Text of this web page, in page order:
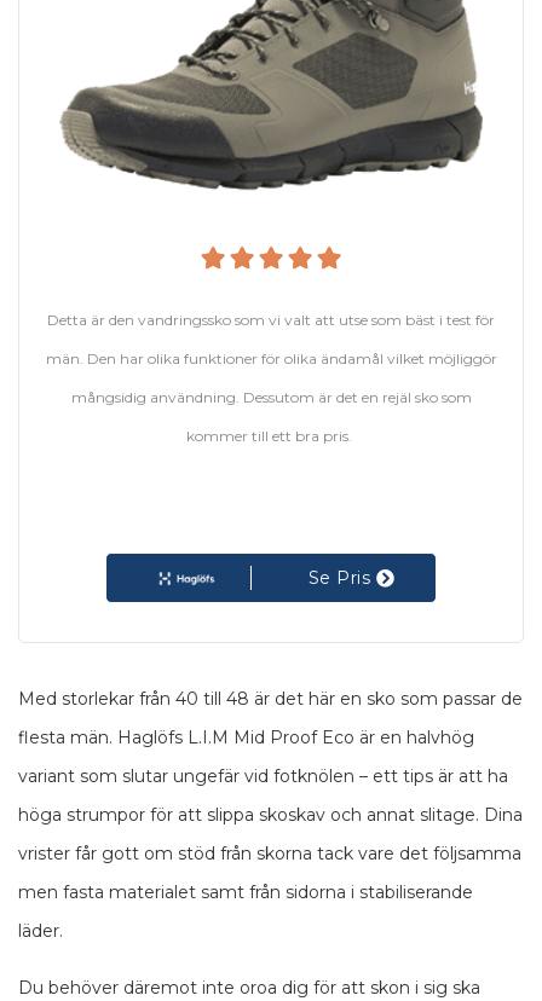
Med storlekar från 40 till 48 är det här en sko som passar de
flesta män. Haglöfs L.I.M Mid Proof Eco är en halvhög
variant som slutar ungefär vid fotknölen – ett tips är att ha
höga strumpor för att slippa skoskav och annat slitage. Dina
vrister får gott om stöd från skorna tack vare det följsamma
men fasta materialet samt från sidorna i stabiliserande
läder.
Du behöver däremot inte oroa dig för att skon i sig ska
Detta är den vandringssko som vi valt att utse som bäst i test för
män. Den har olika funktioner för olika ändamål vilket möjliggör
mångsidig användning. Dessutom är det en rejäl sko som
kommer till ett bra pris.
Se Pris